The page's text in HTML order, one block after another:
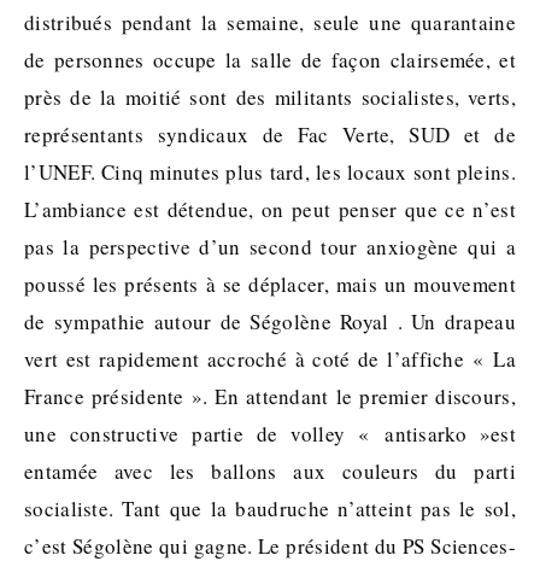
distribués pendant la semaine, seule une quarantaine
de personnes occupe la salle de façon clairsemée, et
près de la moitié sont des militants socialistes, verts,
représentants syndicaux de Fac Verte, SUD et de
l’UNEF. Cinq minutes plus tard, les locaux sont pleins.
L’ambiance est détendue, on peut penser que ce n’est
pas la perspective d’un second tour anxiogène qui a
poussé les présents à se déplacer, mais un mouvement
de sympathie autour de Ségolène Royal . Un drapeau
vert est rapidement accroché à coté de l’affiche « La
France présidente ». En attendant le premier discours,
une constructive partie de volley « antisarko »est
entamée avec les ballons aux couleurs du parti
socialiste. Tant que la baudruche n’atteint pas le sol,
c’est Ségolène qui gagne. Le président du PS Sciences-